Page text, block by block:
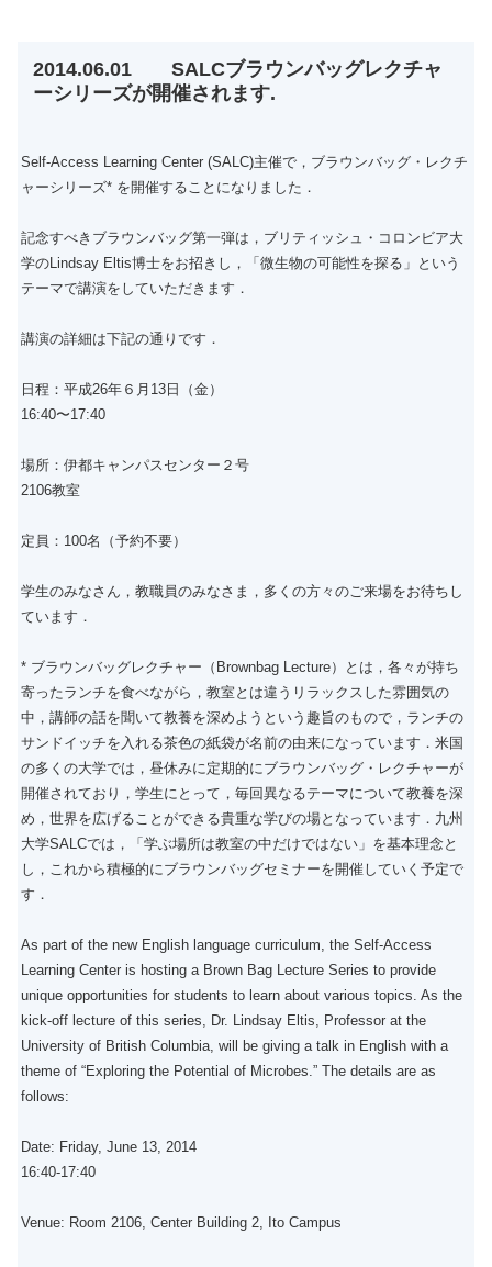
2014.06.01 SALCブラウンバッグレクチャ
ーシリーズが開催されます.
Self-Access Learning Center (SALC)主催で，ブラウンバッグ・レクチ
ャーシリーズ* を開催することになりました．
記念すべきブラウンバッグ第一弾は，ブリティッシュ・コロンビア大
学のLindsay Eltis博士をお招きし，「微生物の可能性を探る」という
テーマで講演をしていただきます．
講演の詳細は下記の通りです．
日程：平成26年６月13日（金）
16:40〜17:40
場所：伊都キャンパスセンター２号
2106教室
定員：100名（予約不要）
学生のみなさん，教職員のみなさま，多くの方々のご来場をお待ちし
ています．
* ブラウンバッグレクチャー（Brownbag Lecture）とは，各々が持ち
寄ったランチを食べながら，教室とは違うリラックスした雰囲気の
中，講師の話を聞いて教養を深めようという趣旨のもので，ランチの
サンドイッチを入れる茶色の紙袋が名前の由来になっています．米国
の多くの大学では，昼休みに定期的にブラウンバッグ・レクチャーが
開催されており，学生にとって，毎回異なるテーマについて教養を深
め，世界を広げることができる貴重な学びの場となっています．九州
大学SALCでは，「学ぶ場所は教室の中だけではない」を基本理念と
し，これから積極的にブラウンバッグセミナーを開催していく予定で
す．
As part of the new English language curriculum, the Self-Access
Learning Center is hosting a Brown Bag Lecture Series to provide
unique opportunities for students to learn about various topics. As the
kick-off lecture of this series, Dr. Lindsay Eltis, Professor at the
University of British Columbia, will be giving a talk in English with a
theme of “Exploring the Potential of Microbes.” The details are as
follows:
Date: Friday, June 13, 2014
16:40-17:40
Venue: Room 2106, Center Building 2, Ito Campus